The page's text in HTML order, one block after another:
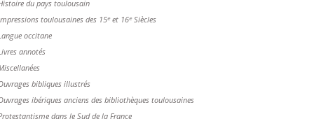
du pays toulousain
toulousaines des 15ᵉ et 16ᵉ Siècles
occitane
annotés
bibliques illustrés
ibériques anciens des bibliothèques toulousaines
dans le Sud de la France